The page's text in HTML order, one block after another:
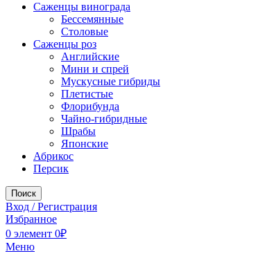
Саженцы винограда
Бессемянные
Столовые
Саженцы роз
Английские
Мини и спрей
Мускусные гибриды
Плетистые
Флорибунда
Чайно-гибридные
Шрабы
Японские
Абрикос
Персик
Поиск
Вход / Регистрация
Избранное
0 элемент 0₽
Меню